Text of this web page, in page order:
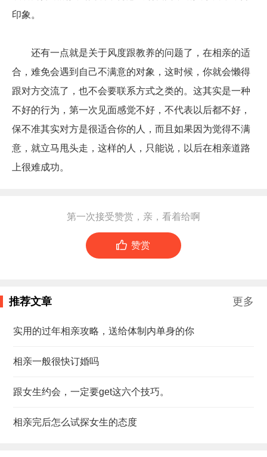
印象。
还有一点就是关于风度跟教养的问题了，在相亲的适
合，难免会遇到自己不满意的对象，这时候，你就会懒得
跟对方交流了，也不会要联系方式之类的。这其实是一种
不好的行为，第一次见面感觉不好，不代表以后都不好，
保不准其实对方是很适合你的人，而且如果因为觉得不满
意，就立马甩头走，这样的人，只能说，以后在相亲道路
上很难成功。
第一次接受赞赏，亲，看着给啊
 赞赏
推荐文章 更多
实用的过年相亲攻略，送给体制内单身的你
相亲一般很快订婚吗
跟女生约会，一定要get这六个技巧。
相亲完后怎么试探女生的态度